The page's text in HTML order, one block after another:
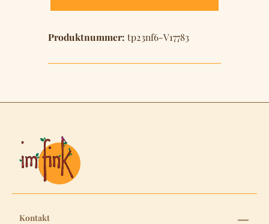
Produktnummer: tp23nf6-V17783
Kontakt